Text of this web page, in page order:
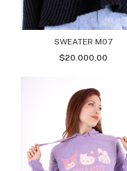
SWEATER M07
$20.000,00